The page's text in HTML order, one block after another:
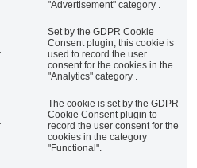
"Advertisement" category .
Set by the GDPR Cookie
Consent plugin, this cookie is
used to record the user
consent for the cookies in the
"Analytics" category .
The cookie is set by the GDPR
Cookie Consent plugin to
record the user consent for the
cookies in the category
"Functional".